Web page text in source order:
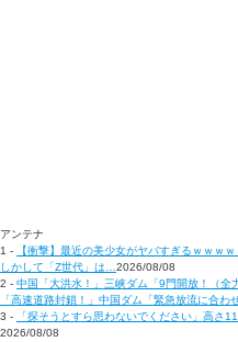
アンテナ
1 -
【衝撃】最近の美少女がヤバすぎるｗｗｗ
しかして「Z世代」は…2026/08/08
2 - 中国「大洪水！」三峡ダム「9門開放！（全
「高速道路封鎖！」中国ダム「緊急放流に合
3 -
「探そうとすら思わないでください」高さ
2026/08/08